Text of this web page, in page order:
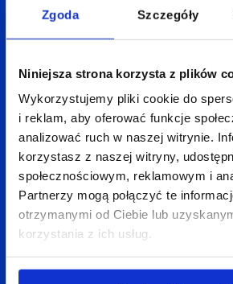
Zgoda Szczegóły
Niniejsza strona korzysta z plików
Wykorzystujemy pliki cookie do
i reklam, aby oferować funkcje
analizować ruch w naszej witrynie.
korzystasz z naszej witryny,
społecznościowym, reklamowym i
Partnerzy mogą połączyć te
otrzymanymi od Ciebie lub
korzystania z ich usług.